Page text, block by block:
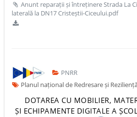
Anunt reparații și întreținere Strada La
laterală la DN17 Cristeștii-Ciceului.pdf
PNRR
Planul național de Redresare și
DOTAREA CU MOBILIER,
ȘI ECHIPAMENTE DIGITALE A